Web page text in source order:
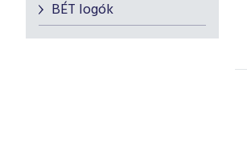
BÉT logók